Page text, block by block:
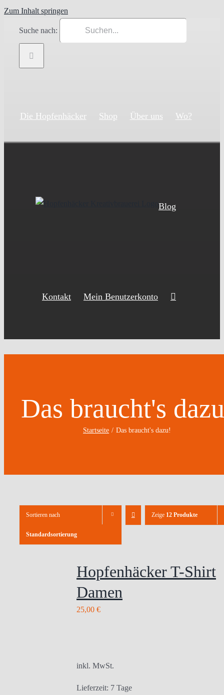
Zum Inhalt springen
Suche nach:
Die Hopfenhäcker Shop Über uns Wo?
Blog
Kontakt Mein Benutzerkonto
Das braucht's
Startseite Das braucht's dazu!
Sortieren nach
Standardsortierung
Zeige 12 Produkte
Hopfenhäcker T-Shirt
Damen
25,00 €
inkl. MwSt.
Lieferzeit: 7 Tage